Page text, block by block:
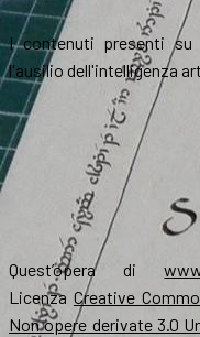
I contenuti presenti
l'ausilio dell'intelligenza
Quest’opera di
Licenza Creative
Non opere derivate 3.0